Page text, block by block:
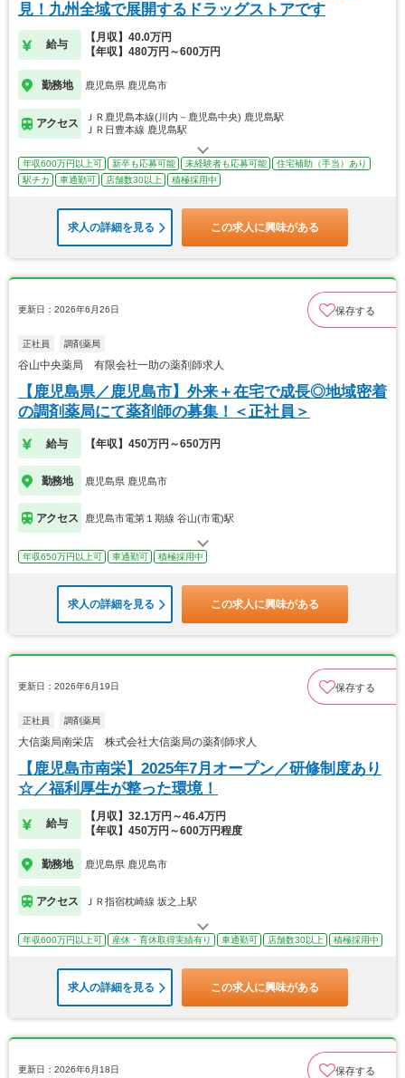
見！九州全域で展開するドラッグストアです
給与
【月収】40.0万円
【年収】480万円～600万円
勤務地 鹿児島県 鹿児島市
アクセス
ＪＲ鹿児島本線(川内－鹿児島中央) 鹿児島駅
ＪＲ日豊本線 鹿児島駅
年収600万円以上可 新卒も応募可能 未経験者も応募可能
住宅補助（手当）あり
駅チカ
車通勤可 店舗数30以上 積極採用中
求人の詳細を見る この求人に興味がある
更新日：2026年6月26日 保存する
正社員 調剤薬局
谷山中央薬局 有限会社一助の薬剤師求人
【鹿児島県／鹿児島市】外来＋在宅で成長◎地域密着
の調剤薬局にて薬剤師の募集！＜正社員＞
給与 【年収】450万円～650万円
勤務地 鹿児島県 鹿児島市
アクセス 鹿児島市電第１期線 谷山(市電)駅
年収650万円以上可 車通勤可 積極採用中
求人の詳細を見る この求人に興味がある
更新日：2026年6月19日 保存する
正社員 調剤薬局
大信薬局南栄店 株式会社大信薬局の薬剤師求人
【鹿児島市南栄】2025年7月オープン／研修制度あり
☆／福利厚生が整った環境！
給与
【月収】32.1万円～46.4万円
【年収】450万円～600万円程度
勤務地 鹿児島県 鹿児島市
アクセス ＪＲ指宿枕崎線 坂之上駅
年収600万円以上可 産休・育休取得実績有り 車通勤可 店舗数30以上 積極採用中
求人の詳細を見る この求人に興味がある
更新日：2026年6月18日 保存する